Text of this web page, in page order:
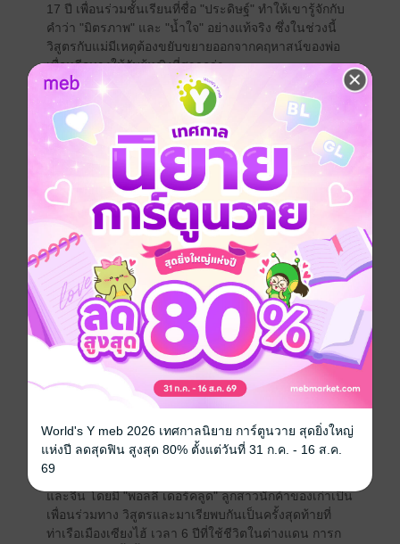
17 ปี เพื่อนร่วมชั้นเรียนที่ชื่อ "ประดิษฐ์" ทำให้เขารู้จักกับ
คำว่า "มิตรภาพ" และ "น้ำใจ" อย่างแท้จริง ซึ่งในช่วงนี้
วิสูตรกับแม่มีเหตุต้องขยับขยายออกจากคฤหาสน์ของพ่อ
เพื่อหลีกทางให้กับผู้หญิงที่สาวกว่า
"วิสูตร" ตามแม่มาอยู่บ้านใกล้เรือนเคียงกับประดิษฐ์ที่ฝั่ง
ธนบุรี และได้บ่มเพาะความสัมพันธ์ใกล้ชิดกับ "ลำจวน"
น้องสาวของประดิษฐ์ ต่อมาประดิษฐ์ได้รับทุนไปเรียนต่อที่
เมืองนอก จึงทำให้เขาขาดเพื่อนคู่ใจ ส่วนลำจวนก็ตีจากไป
คบกับ "ร้อยโทกมล" หนุ่มนักเรียนนอก จึงทำให้เขาคิด
อยากจะ "ไปเมืองนอก" เพื่อแสวงหาความเจริญรุ่งเรืองของ
ต่างบ้านต่างเมืองบ้าง เขาได้พบ "มาเรีย เกรย์" สาวนัก
หนังสือพิมพ์ลูกครึ่งอังกฤษอิตาเลียน ได้ชักชวนให้วิสูตร
เข้าสู่วงการหนังสือพิมพ์ โดยใชนามปากกา "บ็อบบี้" ชีวิต
ช่วงนี้ของเขาเต็มไปด้วยเรื่องการผจญภัยกับได้เรียนรู้สิ่ง
แปลกๆ ใหม่ๆ ได้มีโอกาสไปประเทศต่างๆ ได้สัมภาษณ์
บุคคลสำคัญระดับโลก อิ่มเอิบกับความรักและมิตรภาพใน
แวดวงของคนหนังสือพิมพ์และได้สัมผัสกับผู้หญิงอีกหลาย
คน
จุดหักเหของชีวิตมาถึงเมื่อวิสูตร "ประสบอุบัติเหตุ" ทำให้
ต้องเลิกอาชีพนักหนังสือพิมพ์ สุขภาพทรุดโทรม ฐานะการ
เงินตกต่ำ จึงตัดสินใจไปตายดาบหน้าเดินทางไปเผชิญ
โชคในอเมริกา ซึ่งเขาได้รับพระราชทานทุนเล่าเรียน
หลวงเรียนวิชาต่างประเทศที่มหาวิทยาลัยยอร์จทาวน์ แต่ก็
ไม่สามารถเรียนได้ เพราะสายตาได้รับความกระทบ
กระเทือนจากอุปัทวเหตุรถยนต์ในครั้งนั้น เขาจึงทิ้งชีวิต
นักเรียนนอกพร้อมเดินทางกลับบ้านเกิด เขาได้ผ่านญี่ปุ่น
และจีน โดยมี "พอลลี เดอร์คลูด" ลูกสาวนักค้าของเก่าเป็น
เพื่อนร่วมทาง วิสูตรและมาเรียพบกันเป็นครั้งสุดท้ายที่
ท่าเรือเมืองเซียงไฮ้ เวลา 6 ปีที่ใช้ชีวิตในต่างแดน การก
World's Y meb 2026 เทศกาลนิยาย การ์ตูนวาย สุดยิ่งใหญ่
แห่งปี ลดสุดฟิน สูงสุด 80% ตั้งแต่วันที่ 31 ก.ค. - 16 ส.ค.
69